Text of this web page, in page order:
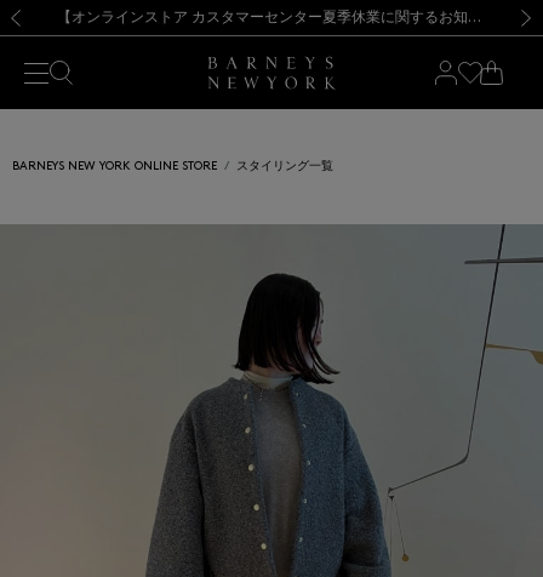
新規登録のお客様も対象！＜MY BARNEYS＞会員のお客様は11,000円（税込）以上のお買上げで常時送料無料！お買い物の際は会員登録を！
【夏季休業に伴う出荷一時停止のお知らせ】(2026.8.7) 【オンラインストア カスタマーセンター夏季休業に関するお知らせ】（2026.8.7）
【夏季休業に伴う返品・交換承り一時停止のお知らせ】（2026.8.5）
熊本県を中心とした地震の影響によるお荷物のお届けについて
【開催中】SUMMER SALEのご案内・ご注意事項 新規登録のお客様も対象！＜MY BARNEYS＞会員のお客様は11,000円（税込）以上のお買上げで常時送料無料！お買い物の際は会員登録を！
【夏季休業に伴う出荷一時停止のお知らせ】(2026.8.7)
BARNEYS NEW YORK ONLINE STORE スタイリング一覧